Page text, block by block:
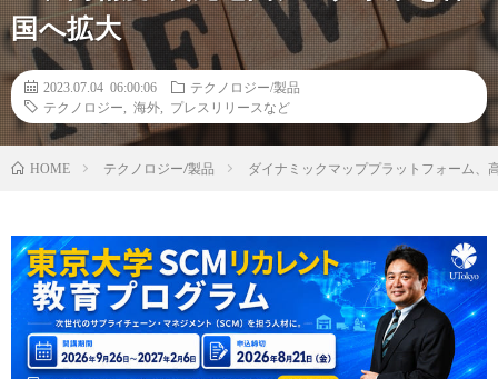
国へ拡大
2023.07.04 06:00:06
テクノロジー/製品
テクノロジー
海外 プレスリリースなど
HOME テクノロジー/製品 ダイナミックマッププラットフォーム、